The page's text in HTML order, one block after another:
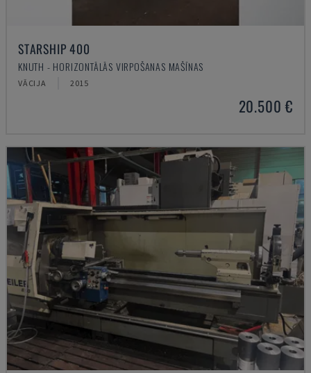
STARSHIP 400
KNUTH - HORIZONTĀLĀS VIRPOŠANAS MAŠĪNAS
VĀCIJA 2015
20.500 €